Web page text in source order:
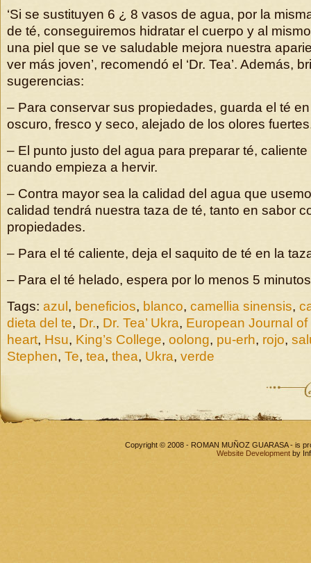
‘Si se sustituyen 6 ¿ 8 vasos de agua, por la
de té, conseguiremos hidratar el cuerpo y al
una piel que se ve saludable mejora nuestra
ver más joven’, recomendó el ‘Dr. Tea’. Además,
sugerencias:
– Para conservar sus propiedades, guarda el té
oscuro, fresco y seco, alejado de los olores
– El punto justo del agua para preparar té,
cuando empieza a hervir.
– Contra mayor sea la calidad del agua que
calidad tendrá nuestra taza de té, tanto en sabor
propiedades.
– Para el té caliente, deja el saquito de té en la
– Para el té helado, espera por lo menos 5
Tags: azul , beneficios, blanco, camellia sinensis,
dieta del te, Dr., Dr. Tea’ Ukra, European Journal
heart, Hsu, King’s College, oolong, pu-erh, rojo,
Stephen, Te, tea, thea, Ukra, verde
Copyright © 2008 - ROMAN MUÑOZ GUARASA - is
Website Development by